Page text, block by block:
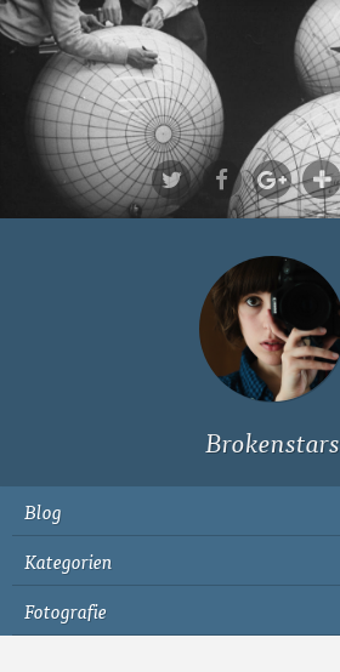
Ich bin Fyn,
23, und
wohne in
Köln
Brokenstars
Blog
Kategorien
Fotografie